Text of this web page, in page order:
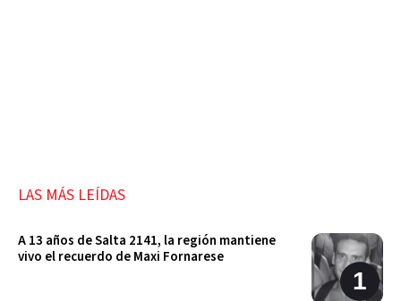
LAS MÁS LEÍDAS
A 13 años de Salta 2141, la región mantiene
vivo el recuerdo de Maxi Fornarese